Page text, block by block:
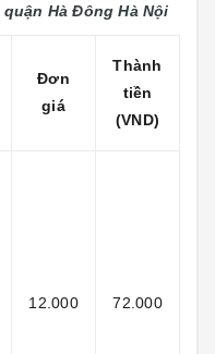
quận Hà Đông Hà Nội
Đơn
giá
Thành
tiền
(VND)
12.000 72.000